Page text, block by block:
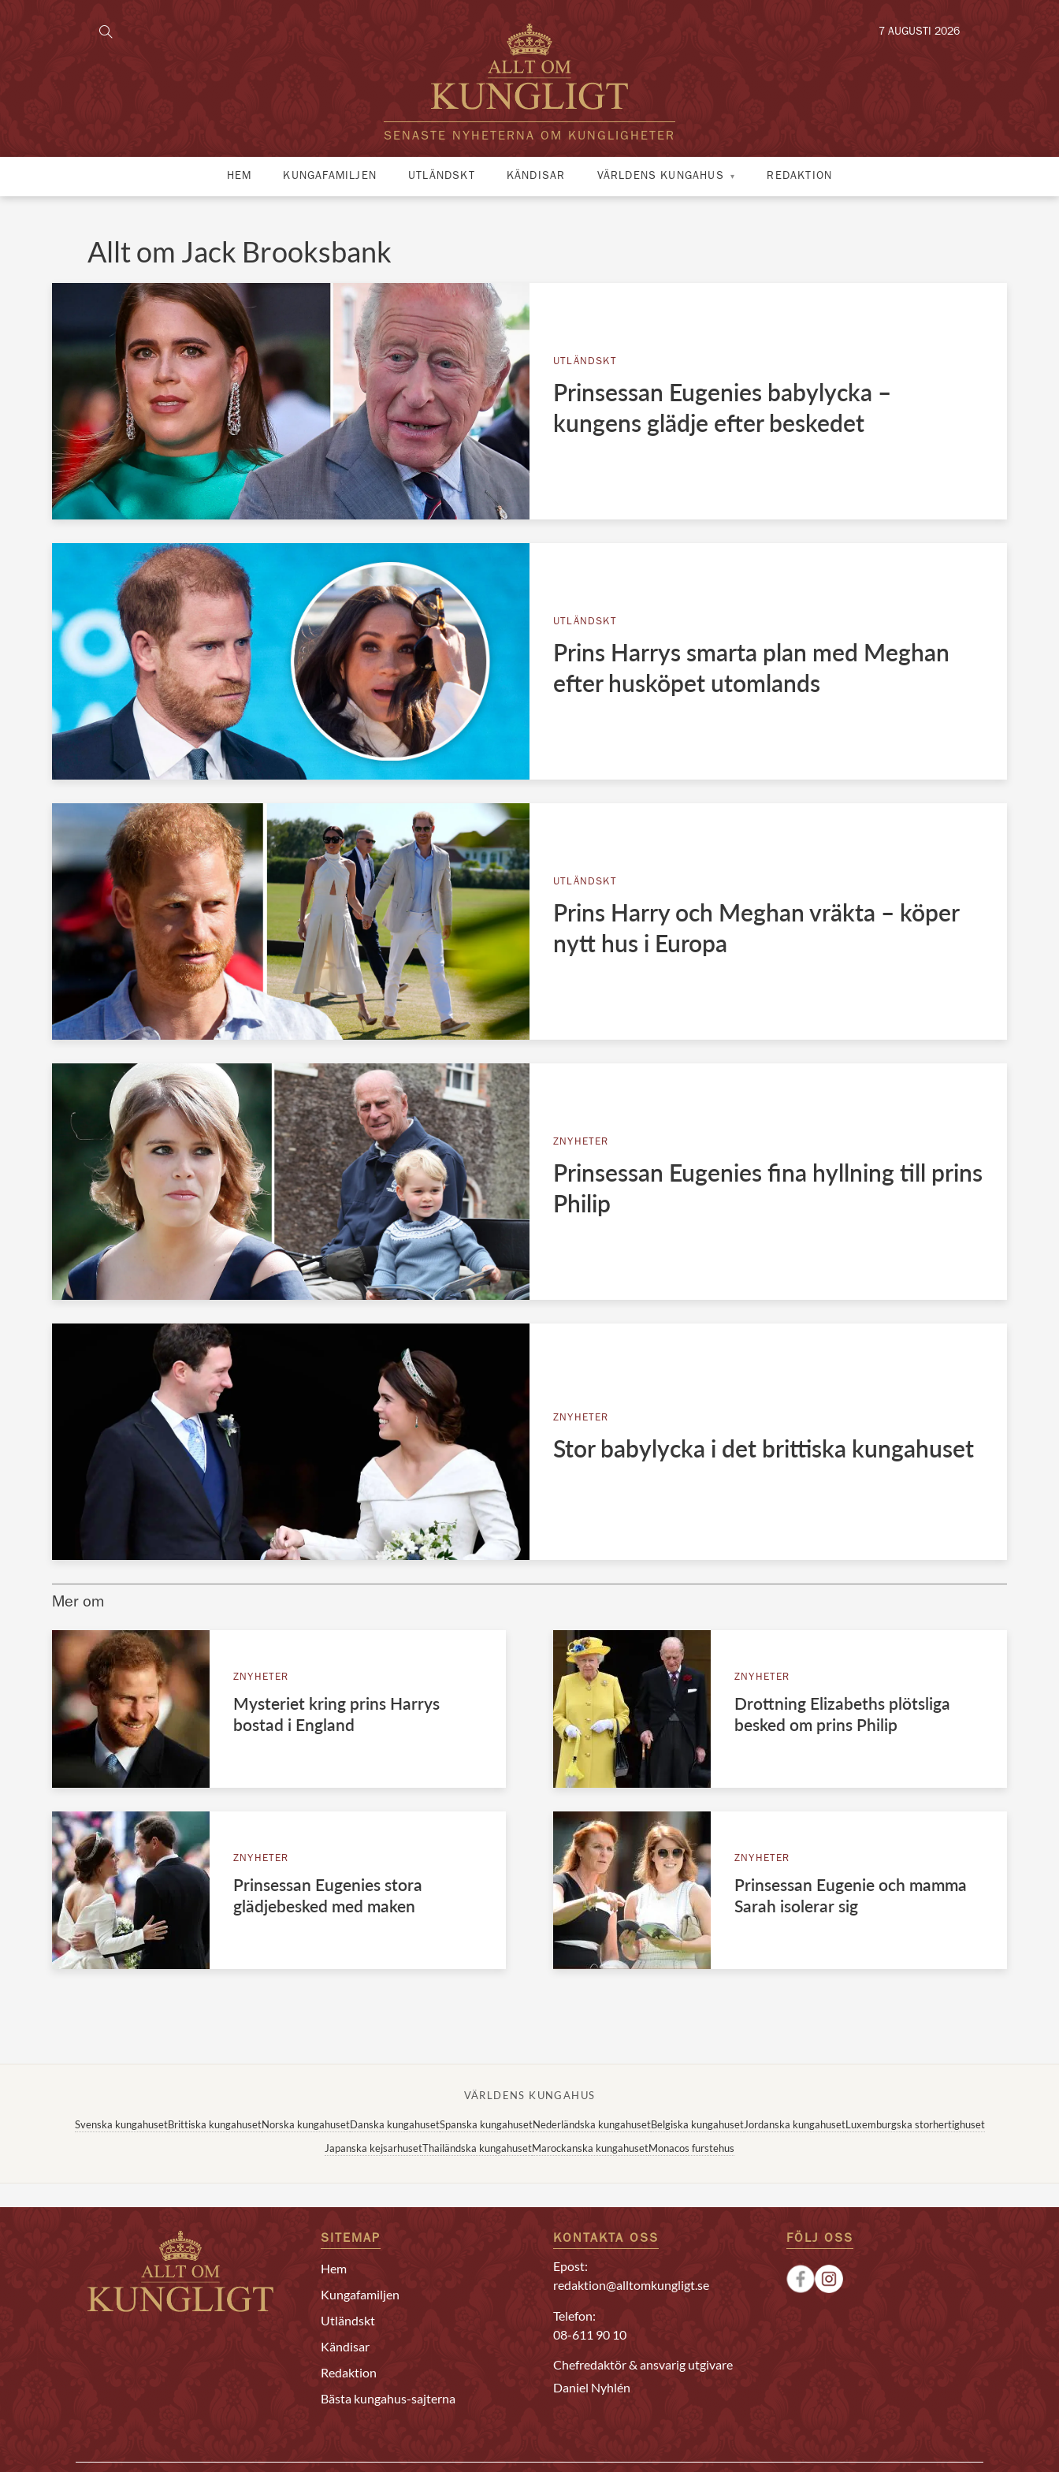
SENASTE NYHETERNA OM KUNGLIGHETER
7 AUGUSTI 2026
HEM KUNGAFAMILJEN UTLÄNDSKT KÄNDISAR VÄRLDENS KUNGAHUS REDAKTION
Allt om Jack Brooksbank
UTLÄNDSKT
Prinsessan Eugenies babylycka –
kungens glädje efter beskedet
UTLÄNDSKT
Prins Harrys smarta plan med Meghan
efter husköpet utomlands
UTLÄNDSKT
Prins Harry och Meghan vräkta – köper
nytt hus i Europa
ZNYHETER
Prinsessan Eugenies fina hyllning till prins
Philip
ZNYHETER
Stor babylycka i det brittiska kungahuset
Mer om
ZNYHETER
Mysteriet kring prins Harrys
bostad i England
ZNYHETER
Drottning Elizabeths plötsliga
besked om prins Philip
ZNYHETER
Prinsessan Eugenies stora
glädjebesked med maken
ZNYHETER
Prinsessan Eugenie och mamma
Sarah isolerar sig
VÄRLDENS KUNGAHUS
Svenska kungahusetBrittiska kungahusetNorska kungahusetDanska kungahusetSpanska kungahusetNederländska kungahusetBelgiska kungahusetJordanska kungahusetLuxemburgska storhertighuset
Japanska kejsarhusetThailändska kungahusetMarockanska kungahusetMonacos furstehus
SITEMAP
Hem
Kungafamiljen
Utländskt
Kändisar
Redaktion
Bästa kungahus-sajterna
KONTAKTA OSS
Epost:
redaktion@alltomkungligt.se
Telefon:
08-611 90 10
Chefredaktör & ansvarig utgivare
Daniel Nyhlén
FÖLJ OSS